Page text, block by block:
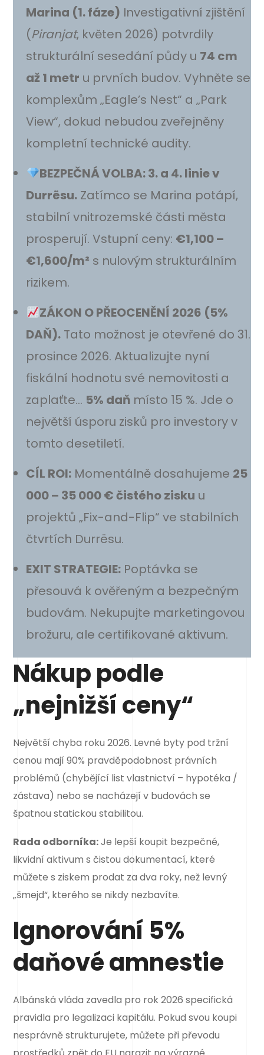
Marina (1. fáze) Investigativní zjištění
(Piranjat, květen 2026) potvrdily
strukturální sesedání půdy u 74 cm
až 1 metr u prvních budov. Vyhněte se
komplexům „Eagle’s Nest“ a „Park
View“, dokud nebudou zveřejněny
kompletní technické audity.
BEZPEČNÁ VOLBA: 3. a 4. linie v
Durrësu. Zatímco se Marina potápí,
stabilní vnitrozemské části města
prosperují. Vstupní ceny: €1,100 –
€1,600/m² s nulovým strukturálním
rizikem.
ZÁKON O PŘEOCENĚNÍ 2026 (5%
DAŇ). Tato možnost je otevřené do 31.
prosince 2026. Aktualizujte nyní
fiskální hodnotu své nemovitosti a
zaplaťte… 5% daň místo 15 %. Jde o
největší úsporu zisků pro investory v
tomto desetiletí.
CÍL ROI: Momentálně dosahujeme 25
000 – 35 000 € čistého zisku u
projektů „Fix-and-Flip“ ve stabilních
čtvrtích Durrësu.
EXIT STRATEGIE: Poptávka se
přesouvá k ověřeným a bezpečným
budovám. Nekupujte marketingovou
brožuru, ale certifikované aktivum.
Nákup podle
„nejnižší ceny“
Největší chyba roku 2026. Levné byty pod tržní
cenou mají 90% pravděpodobnost právních
problémů (chybějící list vlastnictví – hypotéka /
zástava) nebo se nacházejí v budovách se
špatnou statickou stabilitou.
Rada odborníka:Je lepší koupit bezpečné,
likvidní aktivum s čistou dokumentací, které
můžete s ziskem prodat za dva roky, než levný
„šmejd“, kterého se nikdy nezbavíte.
Ignorování 5%
daňové amnestie
Albánská vláda zavedla pro rok 2026 specifická
pravidla pro legalizaci kapitálu. Pokud svou koupi
nesprávně strukturuje­te, můžete při převodu